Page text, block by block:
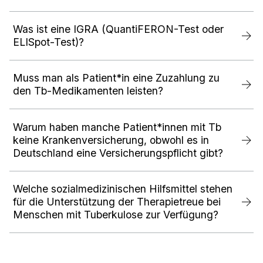
Was ist eine IGRA (QuantiFERON-Test oder
ELISpot-Test)?
Muss man als Patient*in eine Zuzahlung zu
den Tb-Medikamenten leisten?
Warum haben manche Patient*innen mit Tb
keine Krankenversicherung, obwohl es in
Deutschland eine Versicherungspflicht gibt?
Welche sozialmedizinischen Hilfsmittel stehen
für die Unterstützung der Therapietreue bei
Menschen mit Tuberkulose zur Verfügung?